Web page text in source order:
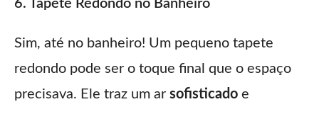
6. Tapete Redondo no Banheiro
Sim, até no banheiro! Um pequeno tapete
redondo pode ser o toque final que o espaço
precisava. Ele traz um ar sofisticado e